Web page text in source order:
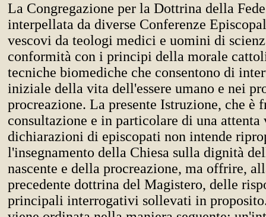
La Congregazione per la Dottrina della
interpellata da diverse Conferenze
vescovi da teologi medici e uomini di
conformità con i principi della morale
tecniche biomediche che consentono di
iniziale della vita dell'essere umano e nei
procreazione. La presente Istruzione, che è
consultazione e in particolare di una
dichiarazioni di episcopati non intende
l'insegnamento della Chiesa sulla dignità
nascente e della procreazione, ma offrire,
precedente dottrina del Magistero, delle
principali interrogativi sollevati in